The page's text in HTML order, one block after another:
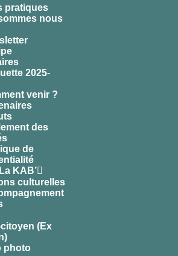
pratiques
nous
2025-
venir ?
des
de
KAB’
culturelles
citoyen (Ex
photo